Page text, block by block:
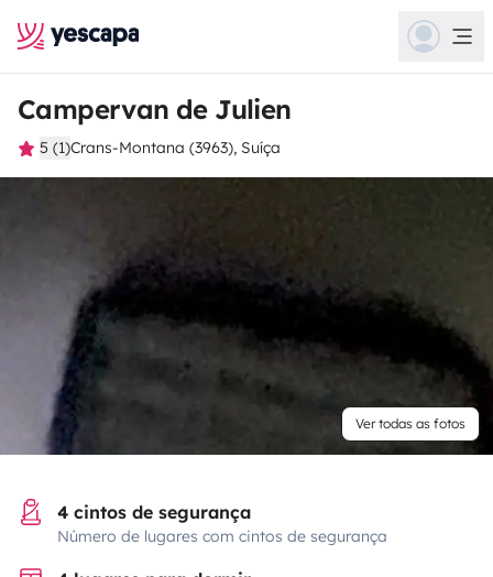
Campervan de Julien
5 (1)Crans-Montana (3963), Suíça
Ver todas as fotos
4 cintos de segurança
Número de lugares com cintos de segurança